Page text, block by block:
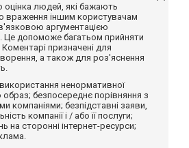
оцінка людей, які бажають
враження іншим користувачам
аргументацією
Це допоможе багатьом прийняти
призначені для
а також для роз'яснення
використання ненормативної
образ; безпосереднє порівняння з
компаніями; безпідставні заяви,
компанії і / або її послуги;
на сторонні інтернет-ресурси;